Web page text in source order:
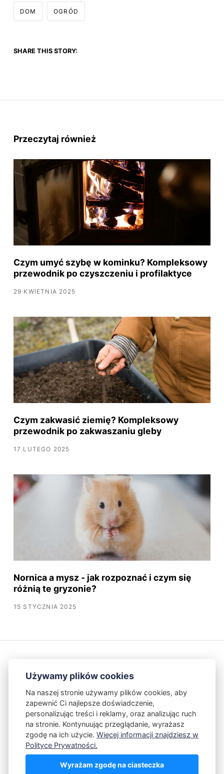
DOM OGRÓD
SHARE THIS STORY:
Przeczytaj również
Czym umyć szybę w kominku? Kompleksowy
przewodnik po czyszczeniu i profilaktyce
29 KWIETNIA 2025
Czym zakwasić ziemię? Kompleksowy
przewodnik po zakwaszaniu gleby
17 LUTEGO 2025
Nornica a mysz - jak rozpoznać i czym się
różnią te gryzonie?
15 STYCZNIA 2025
Kontakt Polityka Prywatności
Powered by Publii
Używamy plików cookies
Na naszej stronie używamy plików cookies, aby
zapewnić Ci najlepsze doświadczenie,
personalizując treści i reklamy, oraz analizując ruch
na stronie. Kontynuując przeglądanie, wyrażasz
zgodę na ich użycie. Więcej informacji znajdziesz w
Polityce Prywatności.
Wyrażam zgodę na ciasteczka